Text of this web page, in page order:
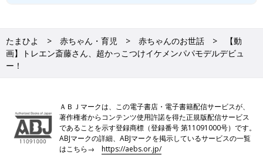
たまひよ 赤ちゃん・育児 赤ちゃんのお世話
【動
画】トレエン斎藤さん、超かっこつけイケメンパパモデルデビュ
ー！
ＡＢＪマークは、この電子書店・電子書籍配信サービスが、
著作権者からコンテンツ使用許諾を得た正規版配信サービス
であることを示す登録商標（登録番号 第11091000号）です。
ABJマークの詳細、ABJマークを掲示しているサービスの一覧
はこちら→https://aebs.or.jp/